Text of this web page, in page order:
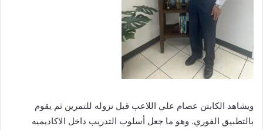
ويشاهد الكابتن عصام علي اللاعب قبل نزوله للتمرين ثم يقوم
بالتطبيق الفوري. وهو ما جعل أسلوب التدريب داخل الاكاديميه